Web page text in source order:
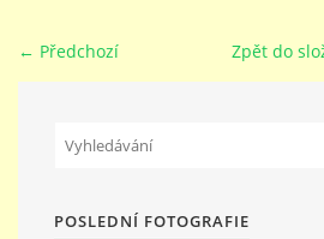
PŘÍMĚSTSKÝ TÁBOR
MISS VÝTVARNÝ MODEL
ZAMĚSTNÁNÍ
← Předchozí Zpět do
POSLEDNÍ FOTOGRAFIE